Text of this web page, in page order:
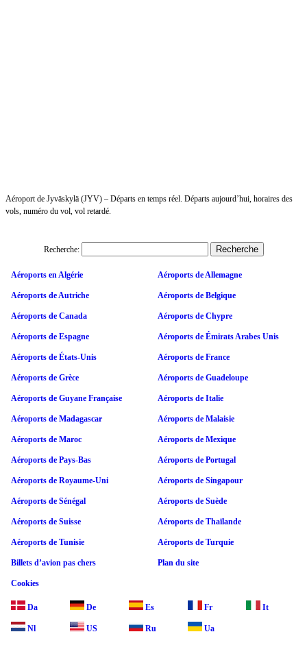
Aéroport de Jyväskylä (JYV) – Départs en temps réel. Départs aujourd’hui, horaires des
vols, numéro du vol, vol retardé.
Recherche:
Aéroports en Algérie Aéroports de Allemagne
Aéroports de Autriche Aéroports de Belgique
Aéroports de Canada Aéroports de Chypre
Aéroports de Espagne Aéroports de Émirats Arabes Unis
Aéroports de États-Unis Aéroports de France
Aéroports de Grèce Aéroports de Guadeloupe
Aéroports de Guyane Française Aéroports de Italie
Aéroports de Madagascar Aéroports de Malaisie
Aéroports de Maroc Aéroports de Mexique
Aéroports de Pays-Bas Aéroports de Portugal
Aéroports de Royaume-Uni Aéroports de Singapour
Aéroports de Sénégal Aéroports de Suède
Aéroports de Suisse Aéroports de Thaïlande
Aéroports de Tunisie Aéroports de Turquie
Billets d’avion pas chers Plan du site
Cookies
Da De Es Fr It
Nl US Ru Ua